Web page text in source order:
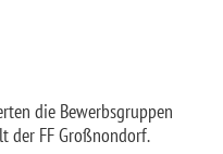
die Bewerbsgruppen
der FF Großnondorf.